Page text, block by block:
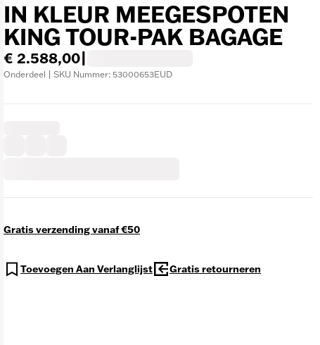
IN KLEUR MEEGESPOTEN
KING TOUR-PAK BAGAGE
€ 2.588,00
Onderdeel | SKU Nummer: 53000653EUD
Gratis verzending vanaf €50
Toevoegen Aan Verlanglijst Gratis retourneren